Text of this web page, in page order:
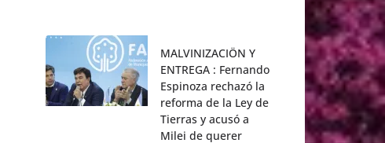
MALVINIZACIÖN Y
ENTREGA : Fernando
Espinoza rechazó la
reforma de la Ley de
Tierras y acusó a
Milei de querer